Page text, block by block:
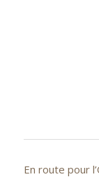
En route pour